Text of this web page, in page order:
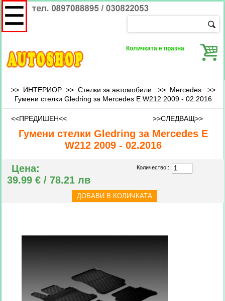
Количката е празна
☰
>> ИНТЕРИОР >> Стелки за автомобили >> Mercedes>>
Гумени стелки Gledring за Mercedes E W212 2009 - 02.2016
<<ПРЕДИШЕН<< >>СЛЕДВАЩ>>
Гумени стелки Gledring за Mercedes E
W212 2009 - 02.2016
Цена:
39.99 € / 78.21 лв
Количество::